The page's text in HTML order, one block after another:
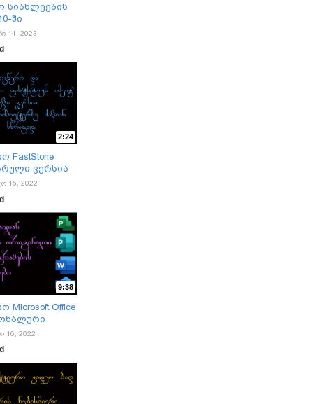
სიახლეების
ში
14, 2023
2:24
FastStone
ვერსია
15, 2022
9:38
Office
16, 2022